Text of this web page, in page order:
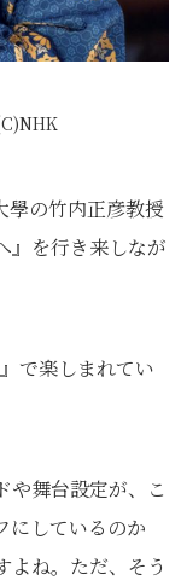
の竹内正彦教授
』を行き来しなが
で楽しまれてい
や舞台設定が、こ
にしているのか
よね。ただ、そう